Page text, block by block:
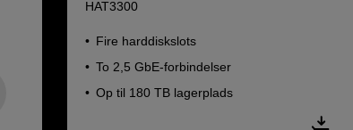
HAT3300
Fire harddiskslots
To 2,5 GbE-forbindelser
Op til 180 TB lagerplads